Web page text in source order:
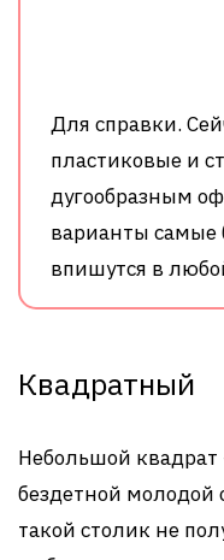
Для справки.
пластиковые и
дугообразным
варианты самые
впишутся в
Квадратный
Небольшой
бездетной молодой
такой столик не